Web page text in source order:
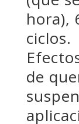
hora),
ciclos.
de